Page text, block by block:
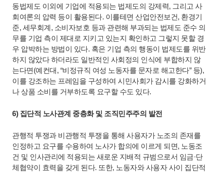
동법제도 이외에 기업에 적용되는 법제도의 강제력, 그리고 사
회여론의 압력 등이 활용된다. 이를테면 산업안전보건, 환경기
준, 세무회계, 소비자보호 등과 관련해 부과되는 법제도 준수 의
무를 기업 측이 제대로 지키고 있는지 확인하고 그렇지 못할 경
우 압박하는 방법이 있다. 혹은 기업 측의 행동이 법제도를 위반
하지 않았다 하더라도 일반적인 사회정의 인식에 부합하지 않
는다면(예컨대, “비정규직 여성 노동자를 문자로 해고한다” 등),
이를 강조하는 프레임을 구성하여 시민사회가 감시를 강화하거
나 상품 소비를 거부하도록 요구할 수도 있다.
6) 집단적 노사관계 중층화 및 조직민주주의 발전
관행적 투쟁과 비관행적 투쟁을 통해 사용자가 노조의 존재를
인정하고 요구를 수용하여 노사가 합의에 이르게 되면, 노동조
건 및 인사관리에 적용되는 새로운 지배적 규범으로서 임금·단
체협약이 효력을 갖게 된다. 또한, 노동자와 사용자 사이 집단적